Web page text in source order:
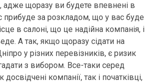
адже щоразу ви будете впевнені в
прибуде за розкладом, що у вас буде
в салоні, що це надійна компанія, і
А так, якщо щоразу сідати на
у різних перевізників, є ризик
з вибором. Все-таки серед
досвідчені компанії, так і початківці,